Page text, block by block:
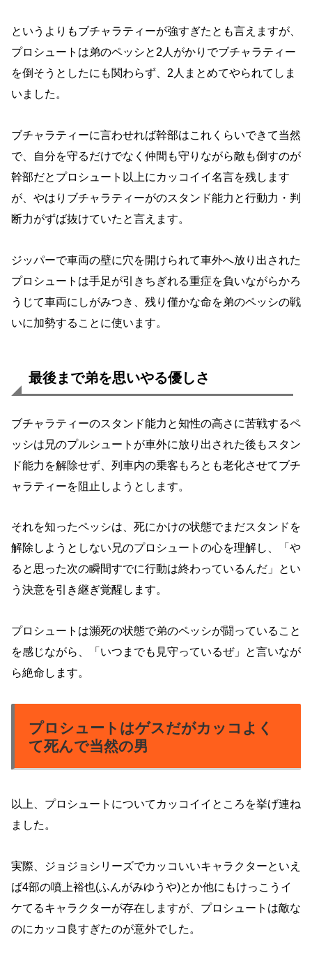
というよりもブチャラティーが強すぎたとも言えますが、
プロシュートは弟のペッシと2人がかりでブチャラティー
を倒そうとしたにも関わらず、2人まとめてやられてしま
いました。
ブチャラティーに言わせれば幹部はこれくらいできて当然
で、自分を守るだけでなく仲間も守りながら敵も倒すのが
幹部だとプロシュート以上にカッコイイ名言を残します
が、やはりブチャラティーがのスタンド能力と行動力・判
断力がずば抜けていたと言えます。
ジッパーで車両の壁に穴を開けられて車外へ放り出された
プロシュートは手足が引きちぎれる重症を負いながらかろ
うじて車両にしがみつき、残り僅かな命を弟のペッシの戦
いに加勢することに使います。
最後まで弟を思いやる優しさ
ブチャラティーのスタンド能力と知性の高さに苦戦するペ
ッシは兄のプルシュートが車外に放り出された後もスタン
ド能力を解除せず、列車内の乗客もろとも老化させてブチ
ャラティーを阻止しようとします。
それを知ったペッシは、死にかけの状態でまだスタンドを
解除しようとしない兄のプロシュートの心を理解し、「や
ると思った次の瞬間すでに行動は終わっているんだ」とい
う決意を引き継ぎ覚醒します。
プロシュートは瀕死の状態で弟のペッシが闘っていること
を感じながら、「いつまでも見守っているぜ」と言いなが
ら絶命します。
プロシュートはゲスだがカッコよく
て死んで当然の男
以上、プロシュートについてカッコイイところを挙げ連ね
ました。
実際、ジョジョシリーズでカッコいいキャラクターといえ
ば4部の噴上裕也(ふんがみゆうや)とか他にもけっこうイ
ケてるキャラクターが存在しますが、プロシュートは敵な
のにカッコ良すぎたのが意外でした。